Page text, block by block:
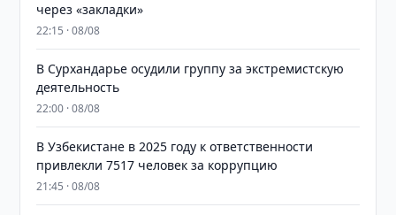
через «закладки»
22:15 · 08/08
В Сурхандарье осудили группу за экстремистскую
деятельность
22:00 · 08/08
В Узбекистане в 2025 году к ответственности
привлекли 7517 человек за коррупцию
21:45 · 08/08